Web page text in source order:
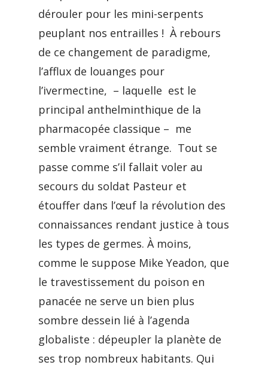
dérouler pour les mini-serpents
peuplant nos entrailles ! À rebours
de ce changement de paradigme,
l’afflux de louanges pour
l’ivermectine, – laquelle est le
principal anthelminthique de la
pharmacopée classique – me
semble vraiment étrange. Tout se
passe comme s’il fallait voler au
secours du soldat Pasteur et
étouffer dans l’œuf la révolution des
connaissances rendant justice à tous
les types de germes. À moins,
comme le suppose Mike Yeadon, que
le travestissement du poison en
panacée ne serve un bien plus
sombre dessein lié à l’agenda
globaliste : dépeupler la planète de
ses trop nombreux habitants. Qui